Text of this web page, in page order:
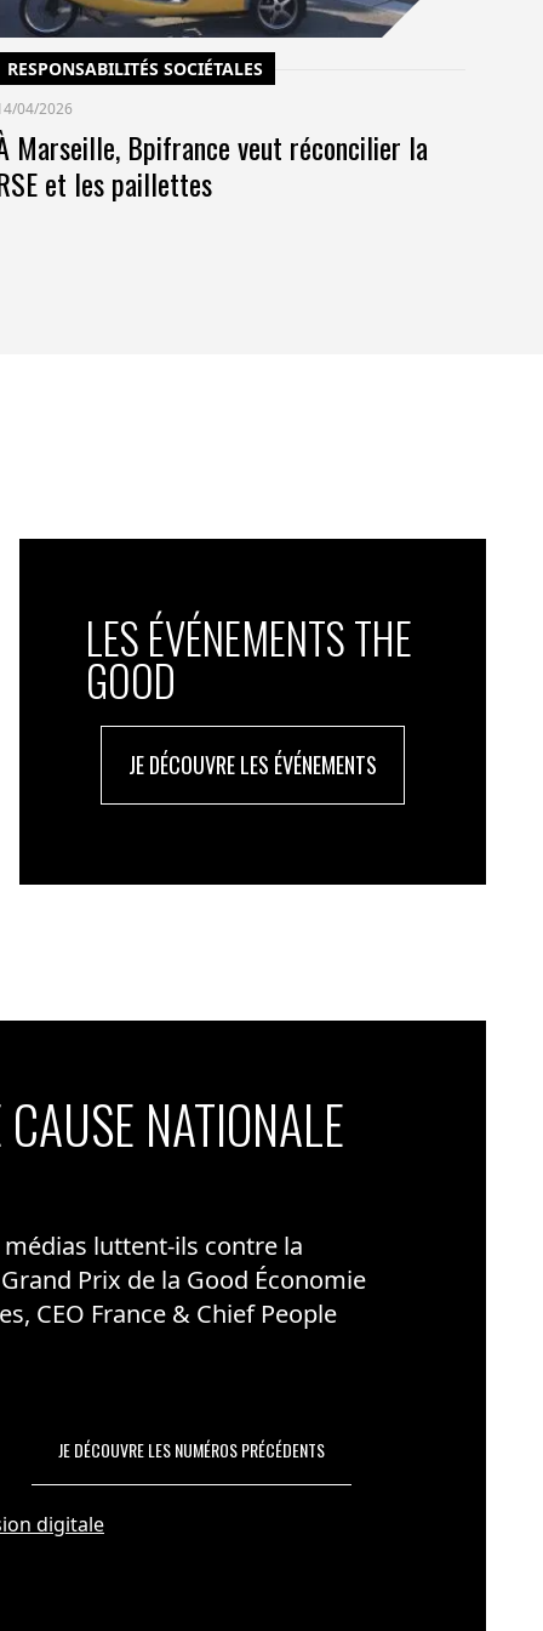
RESPONSABILITÉS SOCIÉTALES
04/2026
Marseille, Bpifrance veut réconcilier la
et les paillettes
LES ÉVÉNEMENTS THE
GOOD
JE DÉCOUVRE LES ÉVÉNEMENTS
NATIONALE
luttent-ils contre la
Prix de la Good Économie
CEO France & Chief People
JE DÉCOUVRE LES NUMÉROS PRÉCÉDENTS
digitale